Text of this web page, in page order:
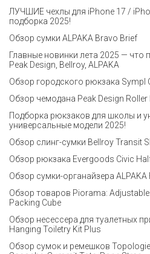
ЛУЧШИЕ чехлы для iPhone 17 /
подборка 2025!
Обзор сумки ALPAKA Bravo Brief
Главные новинки лета 2025 — что
Peak Design, Bellroy, ALPAKA
Обзор городского рюкзака Sympl
Обзор чемодана Peak Design Roller
Подборка рюкзаков для школы и
универсальные модели 2025!
Обзор слинг-сумки Bellroy Transit
Обзор рюкзака Evergoods Civic Half
Обзор сумки-органайзера
Обзор товаров Piorama:
Packing Cube
Обзор несессера для туалетных
Hanging Toiletry Kit Plus
Обзор сумок и ремешков